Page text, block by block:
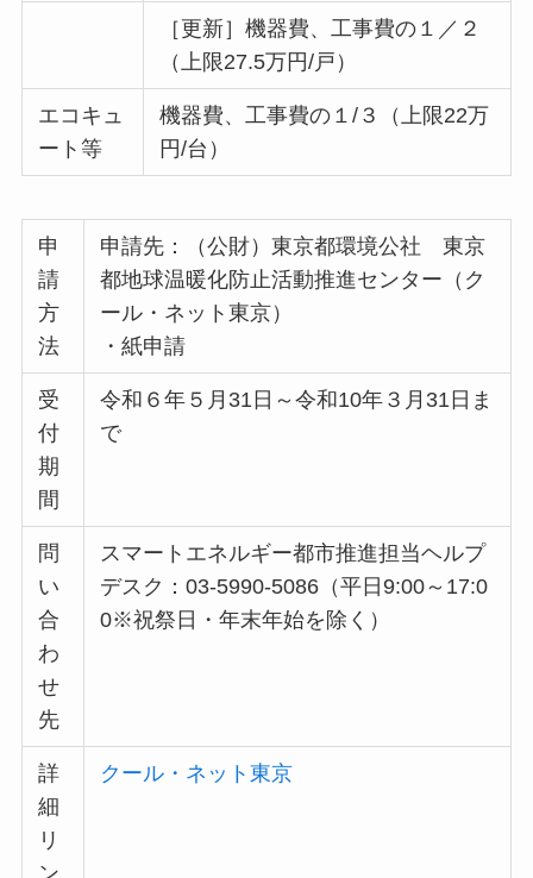
［更新］機器費、工事費の１／２
（上限27.5万円/戸）
エコキュ
ート等
機器費、工事費の１/３（上限22万
円/台）
申
請
方
法
申請先：（公財）東京都環境公社 東京
都地球温暖化防止活動推進センター（ク
ール・ネット東京）
・紙申請
受
付
期
間
令和６年５月31日～令和10年３月31日ま
で
問
い
合
わ
せ
先
スマートエネルギー都市推進担当ヘルプ
デスク：03-5990-5086（平日9:00～17:0
0※祝祭日・年末年始を除く）
詳
細
リ
ン
クール・ネット東京